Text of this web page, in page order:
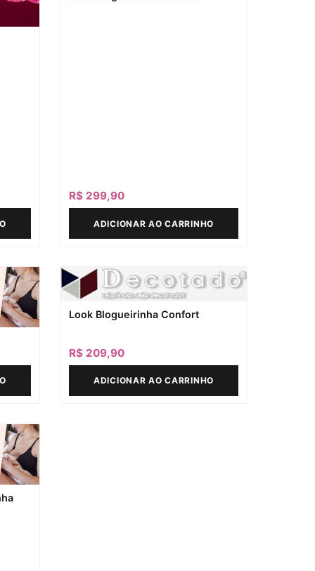
R$ 299,90
ADICIONAR AO CARRINHO
Look Blogueirinha Confort
R$ 209,90
ADICIONAR AO CARRINHO